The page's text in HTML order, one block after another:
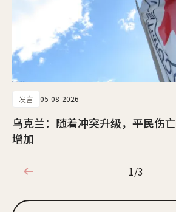
发言 05-08-2026
乌克兰：随着冲突升级，平民伤亡
增加
1/3
1/3